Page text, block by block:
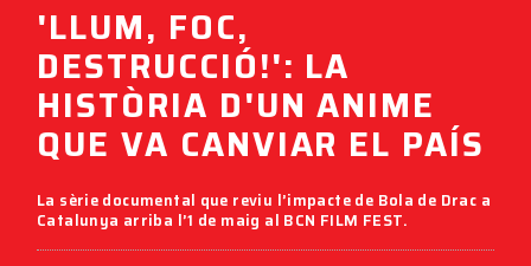
'LLUM, FOC,
DESTRUCCIÓ!': LA
HISTÒRIA D'UN ANIME
QUE VA CANVIAR EL PAÍS
La sèrie documental que reviu l’impacte de Bola de Drac a
Catalunya arriba l’1 de maig al BCN FILM FEST.